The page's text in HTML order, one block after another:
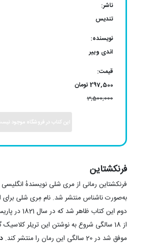
ناشر:
تندیس
نویسنده:
اندی وییر
قیمت:
297,500 تومان
3,500,000
این کتاب در فروشگاه موجود
فرنکشتاین
به‌صورت ناشناس منتشر شد. نام مِری شلی برای
دوم این کتاب
از 18 سالگی شروع به نوشتن این تریلر
موفق شد در 20 سالگی این رمان را منتشر کند.